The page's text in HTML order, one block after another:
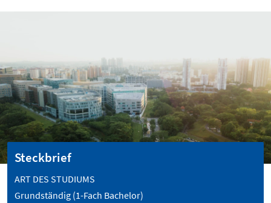
Steckbrief
ART DES STUDIUMS
Grundständig (1-Fach Bachelor)